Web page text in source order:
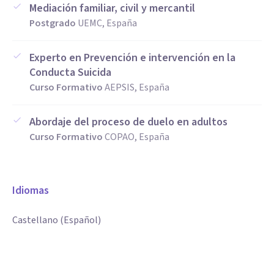
Mediación familiar, civil y mercantil
Postgrado UEMC, España
Experto en Prevención e intervención en la
Conducta Suicida
Curso FormativoAEPSIS, España
Abordaje del proceso de duelo en adultos
Curso FormativoCOPAO, España
Idiomas
Castellano (Español)